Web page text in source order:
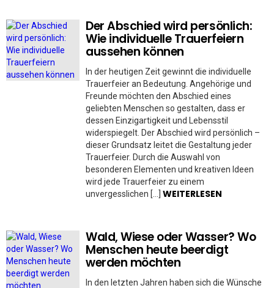
Der Abschied wird persönlich:
Wie individuelle Trauerfeiern
aussehen können
In der heutigen Zeit gewinnt die individuelle
Trauerfeier an Bedeutung. Angehörige und
Freunde möchten den Abschied eines
geliebten Menschen so gestalten, dass er
dessen Einzigartigkeit und Lebensstil
widerspiegelt. Der Abschied wird persönlich –
dieser Grundsatz leitet die Gestaltung jeder
Trauerfeier. Durch die Auswahl von
besonderen Elementen und kreativen Ideen
wird jede Trauerfeier zu einem
unvergesslichen […] WEITERLESEN
Wald, Wiese oder Wasser? Wo
Menschen heute beerdigt
werden möchten
In den letzten Jahren haben sich die Wünsche